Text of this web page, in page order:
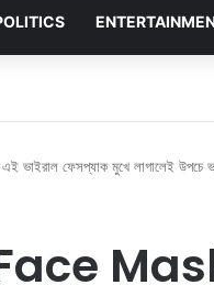
ফেসপ্যাক মুখে লাগালেই উপচে
Mask: